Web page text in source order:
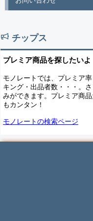
チップス
プレミア商品を探したいよ
モノレートでは、プレミア
キング・出品者数・・・。
みができます。プレミア商
もカンタン！
モノレートの検索ページ